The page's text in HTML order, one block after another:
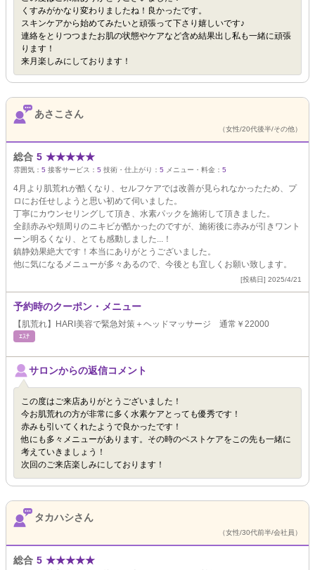
くすみがかなり変わりましたね！良かったです。
スキンケアから始めてみたいと頑張って下さり嬉しいです♪
連絡をとりつつまたお肌の状態やケアなど含め結果出し私も一緒に頑張
ります！
来月楽しみにしております！
あさこさん
（女性/20代後半/その他）
総合 5 ★★★★★
雰囲気： 5 接客サービス： 5 技術・仕上がり： 5 メニュー・料金： 5
4月より肌荒れが酷くなり、セルフケアでは改善が見られなかったため、プ
ロにお任せしようと思い初めて伺いました。
丁寧にカウンセリングして頂き、水素パックを施術して頂きました。
全顔赤みや頬周りのニキビが酷かったのですが、施術後に赤みが引きワント
ーン明るくなり、とても感動しました...！
鎮静効果絶大です！本当にありがとうございました。
他に気になるメニューが多々あるので、今後とも宜しくお願い致します。
[投稿日] 2025/4/21
予約時のクーポン・メニュー
【肌荒れ】HARI美容で緊急対策＋ヘッドマッサージ 通常￥22000
ｴｽﾃ
サロンからの返信コメント
この度はご来店ありがとうございました！
今お肌荒れの方が非常に多く水素ケアとっても優秀です！
赤みも引いてくれたようで良かったです！
他にも多々メニューがあります。その時のベストケアをこの先も一緒に
考えていきましょう！
次回のご来店楽しみにしております！
タカハシさん
（女性/30代前半/会社員）
総合 5 ★★★★★